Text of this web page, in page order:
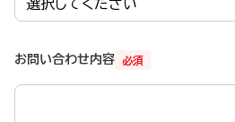
必須
お問い合わせ内容